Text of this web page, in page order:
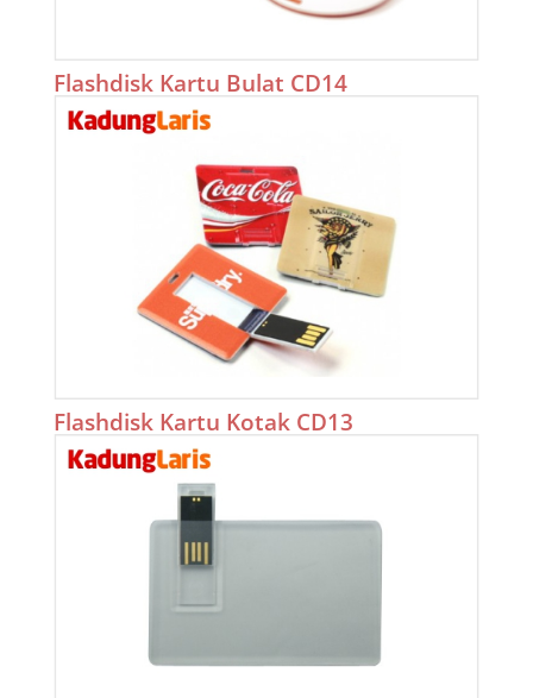
Flashdisk Kartu Bulat CD14
Flashdisk Kartu Kotak CD13